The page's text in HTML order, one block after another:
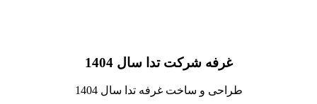
غرفه شرکت تدا سال 1404
طراحی و ساخت غرفه تدا سال 1404